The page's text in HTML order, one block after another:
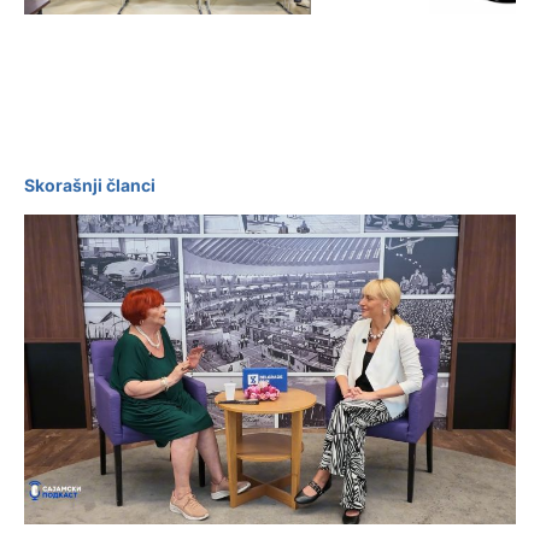
najuspešnijima
Skorašnji članci